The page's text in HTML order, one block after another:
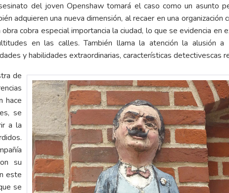
del joven Openshaw tomará el caso como un asunto
adquieren una nueva dimensión, al recaer en una organización
cobra especial importancia la ciudad, lo que se evidencia en
en las calles. También llama la atención la alusión a
y habilidades extraordinarias, características detectivescas
de
hace
se
a la
su
este
se